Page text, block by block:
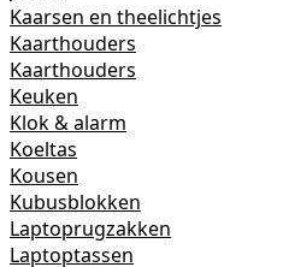
Kaarsen en theelichtjes
Kaarthouders
Kaarthouders
Keuken
Klok & alarm
Koeltas
Kousen
Kubusblokken
Laptoprugzakken
Laptoptassen